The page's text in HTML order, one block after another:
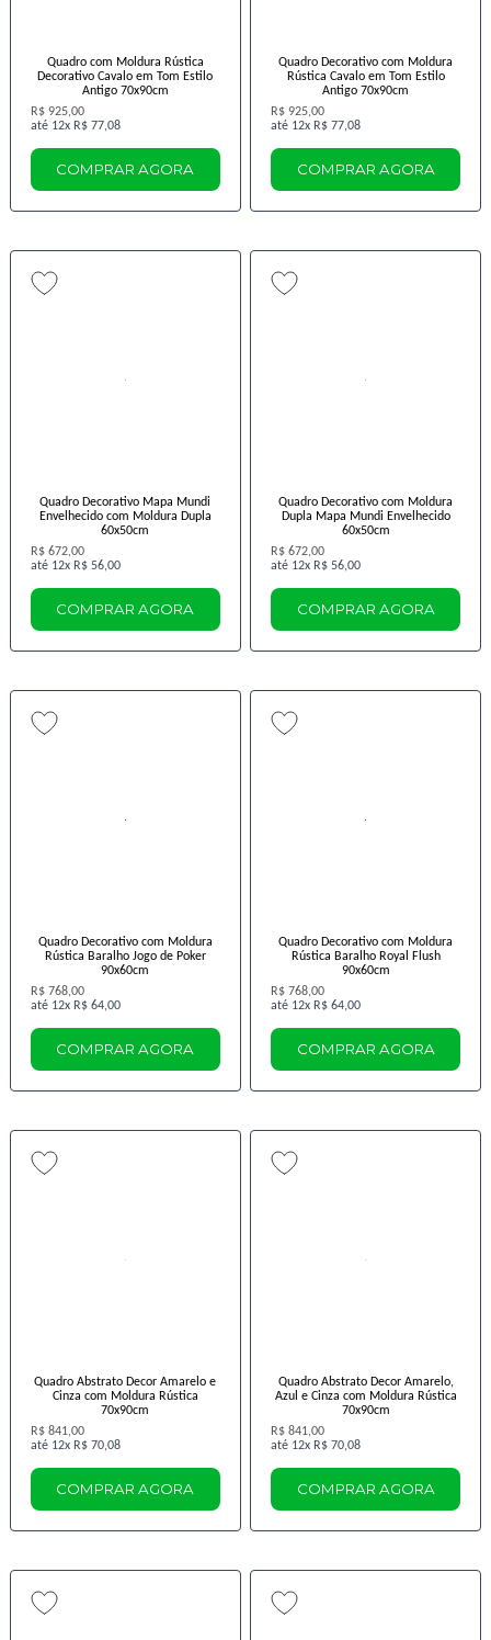
Quadro com Moldura Rústica
Decorativo Cavalo em Tom Estilo
Antigo 70x90cm
R$ 925,00
12x R$ 77,08
COMPRAR AGORA
Quadro Decorativo com Moldura
Rústica Cavalo em Tom Estilo
Antigo 70x90cm
R$ 925,00
12x R$ 77,08
COMPRAR AGORA
Quadro Decorativo Mapa Mundi
Envelhecido com Moldura Dupla
60x50cm
R$ 672,00
12x R$ 56,00
COMPRAR AGORA
Quadro Decorativo com Moldura
Dupla Mapa Mundi Envelhecido
60x50cm
R$ 672,00
12x R$ 56,00
COMPRAR AGORA
Quadro Decorativo com Moldura
Rústica Baralho Jogo de Poker
90x60cm
R$ 768,00
12x R$ 64,00
COMPRAR AGORA
Quadro Decorativo com Moldura
Rústica Baralho Royal Flush
90x60cm
R$ 768,00
12x R$ 64,00
COMPRAR AGORA
Quadro Abstrato Decor Amarelo e
Cinza com Moldura Rústica
70x90cm
R$ 841,00
12x R$ 70,08
COMPRAR AGORA
Quadro Abstrato Decor Amarelo,
Azul e Cinza com Moldura Rústica
70x90cm
R$ 841,00
12x R$ 70,08
COMPRAR AGORA